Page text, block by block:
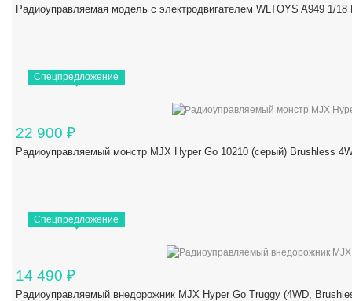
Радиоуправляемая модель с электродвигателем WLTOYS A949 1/
Спецпредложение
22 900 ₽
Радиоуправляемый монстр MJX Hyper Go 10210 (серый) Brushless
Спецпредложение
14 490 ₽
Радиоуправляемый внедорожник MJX Hyper Go Truggy (4WD,